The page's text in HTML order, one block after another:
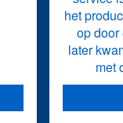
het
op door
later
met